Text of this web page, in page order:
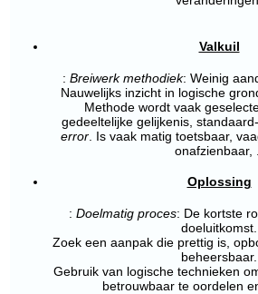
Valkuil
: Breiwerk methodiek: Weinig
Nauwelijks inzicht in logische
Methode wordt vaak
gedeeltelijke gelijkenis,
error . Is vaak matig toetsbaar,
onafzienbaar, ..
Oplossing
: Doelmatig proces: De kortste
doeluitkomst.
Zoek een aanpak die prettig is,
beheersbaar.
Gebruik van logische technieken
betrouwbaar te oordelen